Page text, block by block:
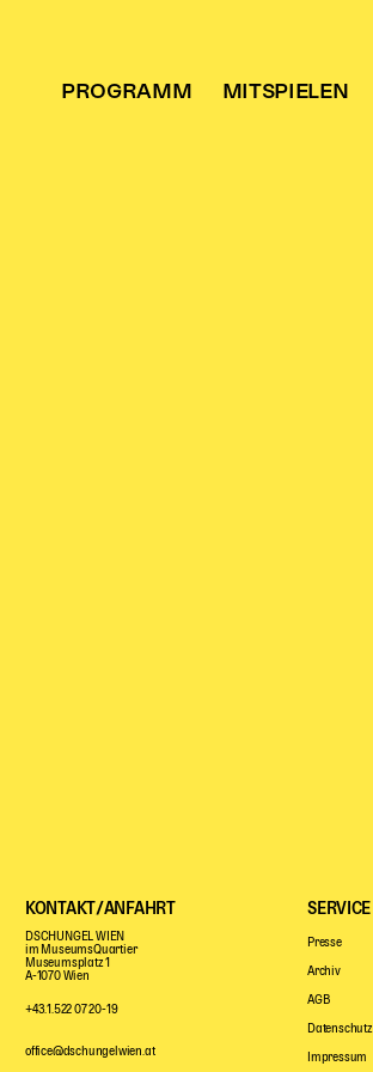
PROGRAMM MITSPIELEN
KONTAKT/ANFAHRT
DSCHUNGEL WIEN
im MuseumsQuartier
Museumsplatz 1
A-1070 Wien
+43.1.522 07 20-19
office@dschungelwien.at
SERVICE
Presse
Archiv
AGB
Datenschutz
Impressum